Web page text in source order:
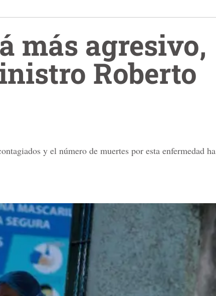
más agresivo,
Roberto
y el número de muertes por esta enfermedad ha